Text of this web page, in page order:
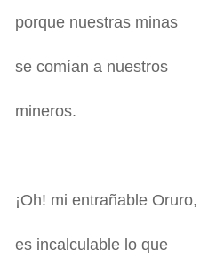
porque nuestras minas
se comían a nuestros
mineros.
¡Oh! mi entrañable Oruro,
es incalculable lo que